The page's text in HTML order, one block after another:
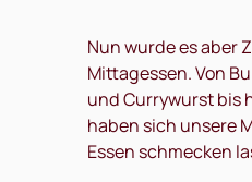
Nun wurde es aber
Mittagessen. Von
und Currywurst bis
haben sich unsere
Essen schmecken